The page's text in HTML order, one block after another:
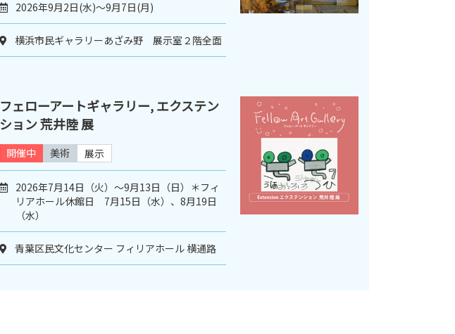
2026年9月2日(水)〜9月7日(月)
横浜市民ギャラリーあざみ野 展示室２階全面
フェローアートギャラリー, エクステン
ション 荒井陸 展
開催中 美術 展示
2026年7月14日（火）〜9月13日（日）＊フィ
リアホール休館日 7月15日（水）、8月19日
（水）
青葉区民文化センター フィリアホール 横通路